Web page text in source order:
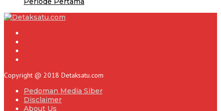
Copyright @ 2018 Detaksatu.com
Pedoman Media Siber
Disclaimer
About Us